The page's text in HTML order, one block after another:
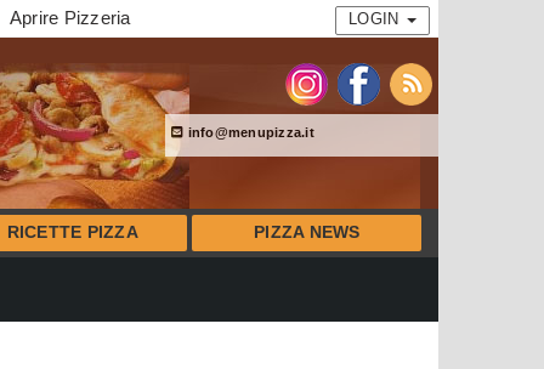
Aprire Pizzeria LOGIN
info@menupizza.it
RICETTE PIZZA PIZZA NEWS